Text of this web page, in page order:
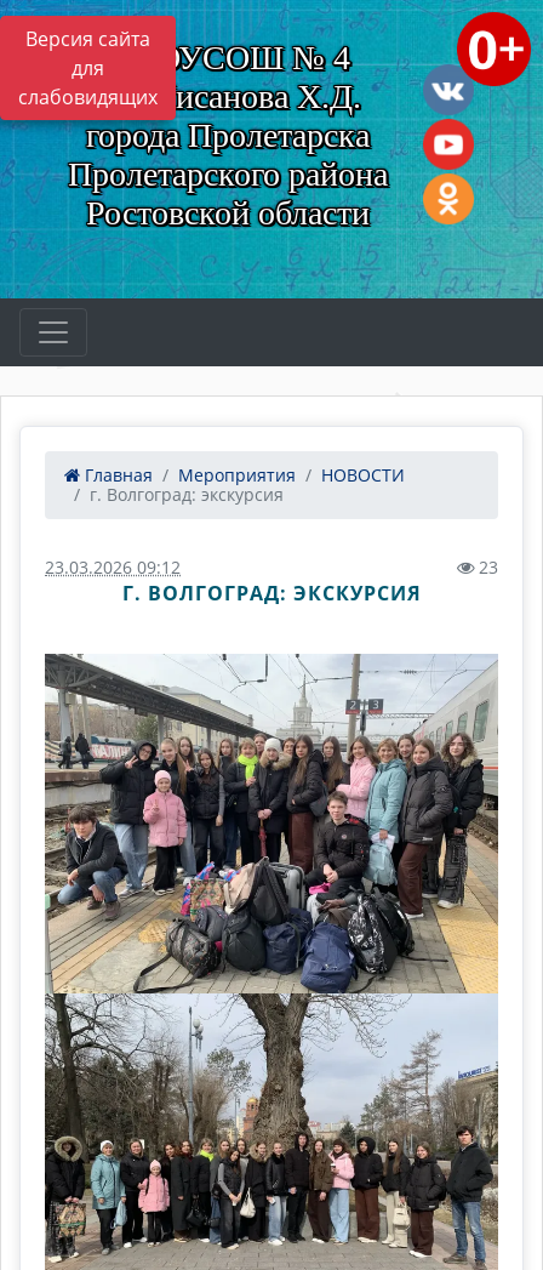
Версия сайта
для
слабовидящих
МБОУСОШ № 4
им. Нисанова Х.Д.
города Пролетарска
Пролетарского района
Ростовской области
Главная Мероприятия
НОВОСТИ
г. Волгоград: экскурсия
23.03.2026 09:12 23
Г. ВОЛГОГРАД: ЭКСКУРСИЯ